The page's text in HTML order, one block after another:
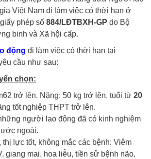
Việt Nam đi làm việc có thời hạn ở
phép số 884/LĐTBXH-GP do Bộ
binh và Xã hội cấp.
động đi làm việc có thời hạn tại
cầu như sau:
chọn:
trở lên. Nặng: 50 kg trở lên, tuổi từ 20
tốt nghiệp THPT trở lên.
người lao động đã có kinh nghiệm
ngoài.
thị lực tốt, không mắc các bệnh: Viêm
giang mai, hoa liễu, tiền sử bệnh não,